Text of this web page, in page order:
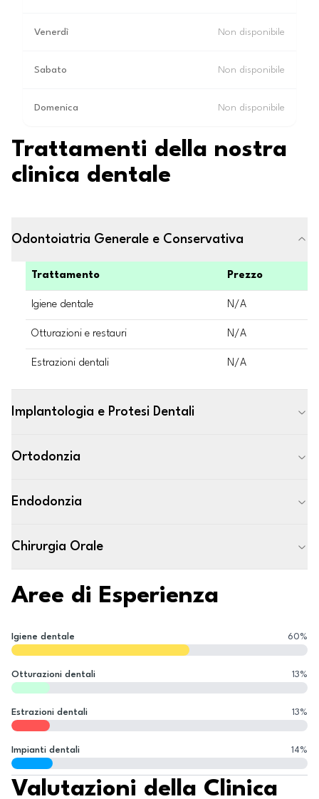
Venerdì Non disponibile
Sabato Non disponibile
Domenica Non disponibile
Trattamenti della nostra
clinica dentale
Odontoiatria Generale e Conservativa
Trattamento Prezzo
Igiene dentale N/A
Otturazioni e restauri N/A
Estrazioni dentali N/A
Implantologia e Protesi Dentali
Ortodonzia
Endodonzia
Chirurgia Orale
Aree di Esperienza
Igiene dentale 60%
Otturazioni dentali 13%
Estrazioni dentali 13%
Impianti dentali 14%
Valutazioni della Clinica